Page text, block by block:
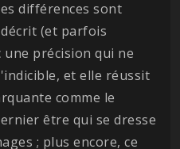
différences sont
(et parfois
une précision qui ne
et elle réussit
comme le
être qui se dresse
; plus encore, ce